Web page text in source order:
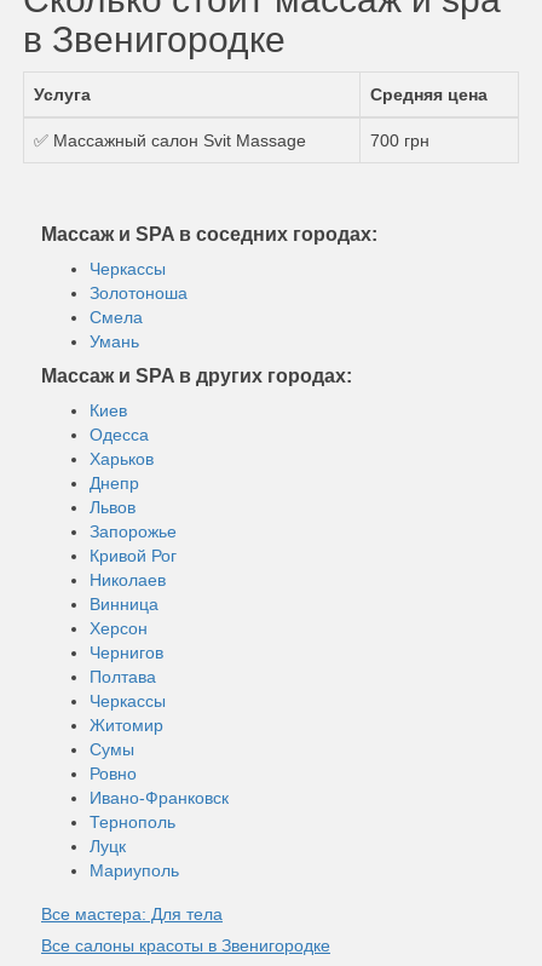
в Звенигородке
Услуга Средняя цена
✅ Массажный салон Svit Massage 700 грн
Массаж и SPA в соседних городах:
Черкассы
Золотоноша
Смела
Умань
Массаж и SPA в других городах:
Киев
Одесса
Харьков
Днепр
Львов
Запорожье
Кривой Рог
Николаев
Винница
Херсон
Чернигов
Полтава
Черкассы
Житомир
Сумы
Ровно
Ивано-Франковск
Тернополь
Луцк
Мариуполь
Все мастера: Для тела
Все салоны красоты в Звенигородке